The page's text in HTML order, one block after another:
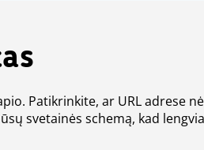
Patikrinkite, ar URL adrese
svetainės schemą, kad